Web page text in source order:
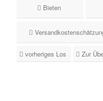
Bieten
vorheriges Los Zur